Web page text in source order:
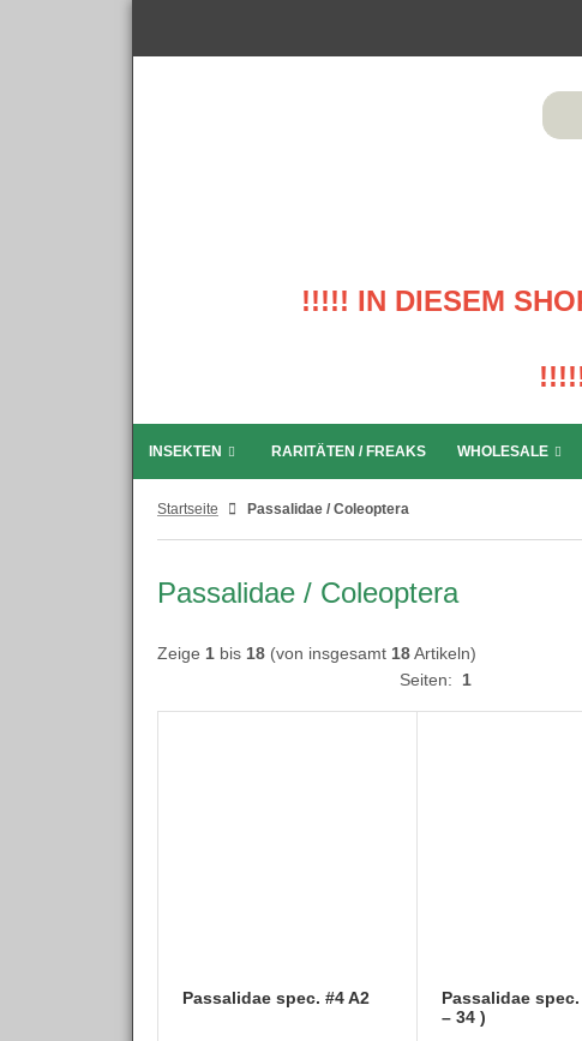
!!!!! IN DIESEM
INSEKTEN RARITÄTEN / FREAKS WHOLESALE
Startseite Passalidae / Coleoptera
Passalidae / Coleoptera
Zeige 1bis 18(von insgesamt 18Artikeln)
Seiten: 1
Passalidae spec. #4 A2
Passalidae spec.
– 34 )